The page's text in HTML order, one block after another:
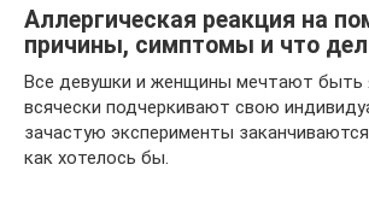
Аллергическая реакция на
причины, симптомы и что
Все девушки и женщины мечтают быть
всячески подчеркивают свою
зачастую эксперименты
как хотелось бы.